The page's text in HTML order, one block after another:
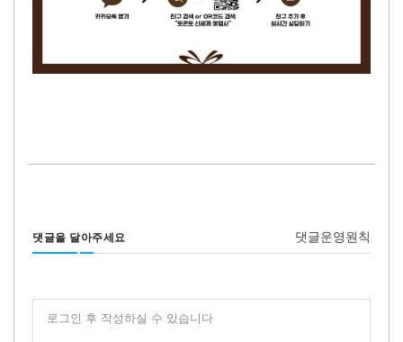
댓글을 달아주세요 댓글운영원칙
로그인 후 작성하실 수 있습니다